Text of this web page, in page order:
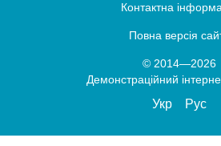
Контактна
Повна версія
© 2014—2026
Демонстраційний
Укр Рус